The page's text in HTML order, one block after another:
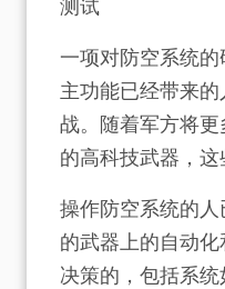
测试
一项对防空系统
主功能已经带来
战。随着军方将
的高科技武器，
操作防空系统的人
的武器上的自动
决策的，包括系